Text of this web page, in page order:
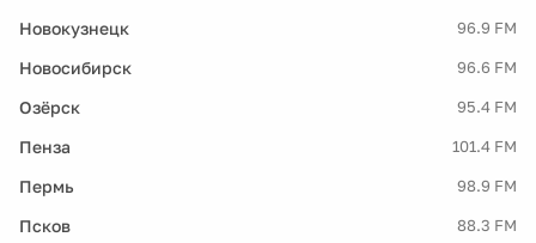
Новокузнецк 96.9 FM
Новосибирск 96.6 FM
Озёрск 95.4 FM
Пенза 101.4 FM
Пермь 98.9 FM
Псков 88.3 FM